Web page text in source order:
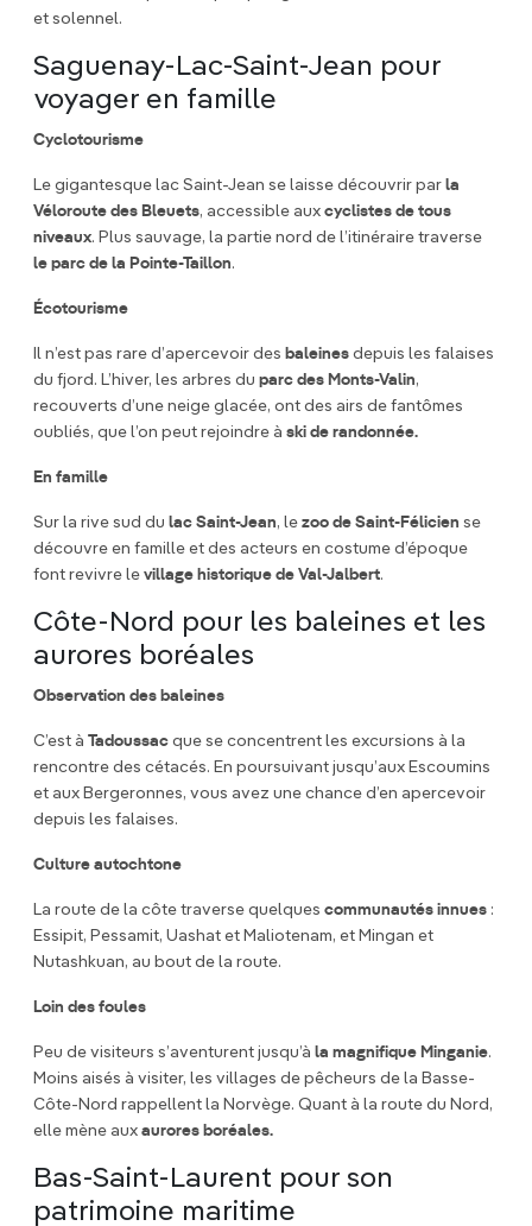
et solennel.
Saguenay-Lac-Saint-Jean pour
voyager en famille
Cyclotourisme
Le gigantesque lac Saint-Jean se laisse découvrir par la
Véloroute des Bleuets, accessible aux cyclistes de tous
niveaux. Plus sauvage, la partie nord de l’itinéraire traverse
le parc de la Pointe-Taillon.
Écotourisme
Il n’est pas rare d’apercevoir des baleines depuis les falaises
du fjord. L’hiver, les arbres du parc des Monts-Valin,
recouverts d’une neige glacée, ont des airs de fantômes
oubliés, que l’on peut rejoindre à ski de randonnée.
En famille
Sur la rive sud du lac Saint-Jean, le zoo de Saint-Félicien se
découvre en famille et des acteurs en costume d’époque
font revivre le village historique de Val-Jalbert.
Côte-Nord pour les baleines et les
aurores boréales
Observation des baleines
C’est à Tadoussac que se concentrent les excursions à la
rencontre des cétacés. En poursuivant jusqu’aux Escoumins
et aux Bergeronnes, vous avez une chance d’en apercevoir
depuis les falaises.
Culture autochtone
La route de la côte traverse quelques communautés innues :
Essipit, Pessamit, Uashat et Maliotenam, et Mingan et
Nutashkuan, au bout de la route.
Loin des foules
Peu de visiteurs s’aventurent jusqu’à la magnifique Minganie.
Moins aisés à visiter, les villages de pêcheurs de la Basse-
Côte-Nord rappellent la Norvège. Quant à la route du Nord,
elle mène aux aurores boréales.
Bas-Saint-Laurent pour son
patrimoine maritime